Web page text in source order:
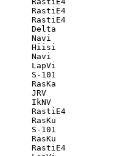
RastiE4
RastiE4
Delta
Navi
Hiisi
Navi
LapVi
S-101
RasKa
JRV
IkNV
RastiE4
RasKu
S-101
RasKu
RastiE4